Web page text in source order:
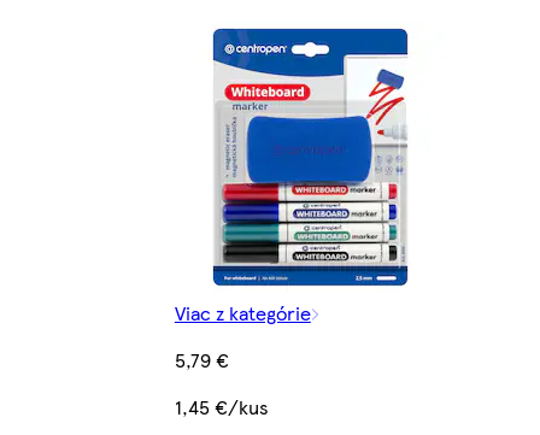
Viac z kategórie
5,79 €
1,45 €/kus